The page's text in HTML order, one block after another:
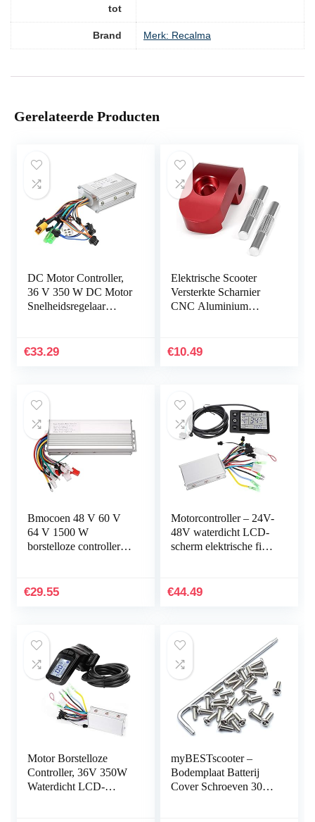
tot
Brand Merk: Recalma
Gerelateerde Producten
DC Motor Controller,
36 V 350 W DC Motor
Snelheidsregelaar
Borstelloze Motor…
€33.29
Elektrische Scooter
Versterkte Scharnier
CNC Aluminium
Vervanging voor
€10.49
Bmocoen 48 V 60 V
64 V 1500 W
borstelloze controller/e-
elektrische fietsen
€29.55
Motorcontroller – 24V-
48V waterdicht LCD-
scherm elektrische fiets
350W)
€44.49
Motor Borstelloze
Controller, 36V 350W
Waterdicht LCD-
myBESTscooter –
Bodemplaat Batterij
Cover Schroeven 30